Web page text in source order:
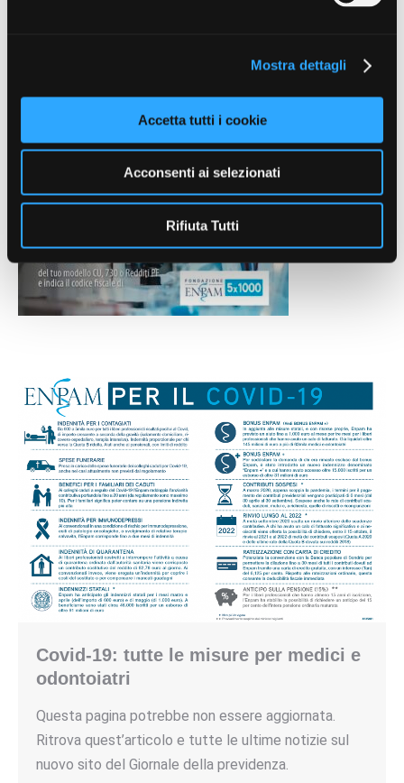
Mostra dettagli
Accetta tutti i cookie
Acconsenti ai selezionati
Rifiuta Tutti
Covid-19: tutte le misure per medici e
odontoiatri
Questa pagina potrebbe non essere aggiornata.
Ritrova quest’articolo e tutte le ultime notizie sul
nuovo sito del Giornale della previdenza.